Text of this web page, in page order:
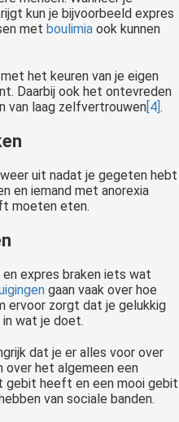
kun je bijvoorbeeld expres
met boulimia ook kunnen
het keuren van je eigen
Daarbij ook het ontevreden
van laag zelfvertrouwen [4] .
uit nadat je gegeten hebt
en iemand met anorexia
moeten eten.
expres braken iets wat
gaan vaak over hoe
ervoor zorgt dat je gelukkig
wat je doet.
dat je er alles voor over
over het algemeen een
heeft en een mooi gebit
van sociale banden.